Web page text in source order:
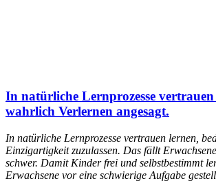
In natürliche Lernprozesse
wahrlich Verlernen angesagt.
In natürliche Lernprozesse vertrauen lernen,
Einzigartigkeit zuzulassen. Das fällt
schwer. Damit Kinder frei und selbstbestimmt
Erwachsene vor eine schwierige Aufgabe